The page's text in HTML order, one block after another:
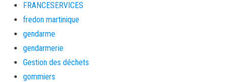
FRANCESERVICES
fredon martinique
gendarme
gendarmerie
Gestion des déchets
gommiers